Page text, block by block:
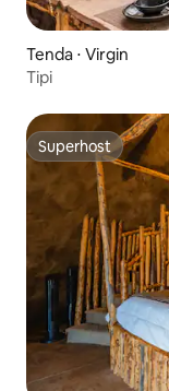
Tenda ⋅ Virgin
Tipi
Superhost
Superhost